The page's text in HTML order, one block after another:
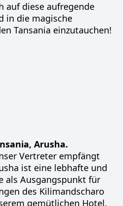
auf diese aufregende
in die magische
Tansania einzutauchen!
Arusha.
Vertreter empfängt
ist eine lebhafte und
als Ausgangspunkt für
des Kilimandscharo
gemütlichen Hotel.